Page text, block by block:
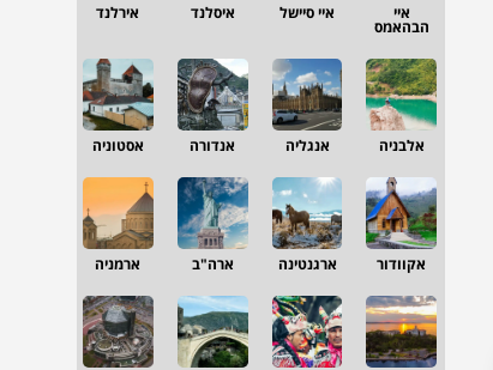
איי
הבהאמס
איי סיישל איסלנד אירלנד
אלבניה אנגליה אנדורה אסטוניה
אקוודור ארגנטינה ארה"ב ארמניה